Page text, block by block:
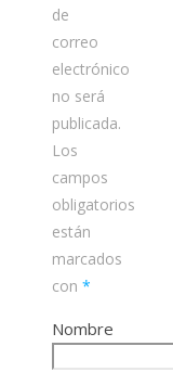
de
correo
electrónico
no será
publicada.
Los
campos
obligatorios
están
marcados
con *
Nombre